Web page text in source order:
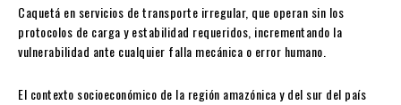
Caquetá en servicios de transporte irregular, que operan sin los
protocolos de carga y estabilidad requeridos, incrementando la
vulnerabilidad ante cualquier falla mecánica o error humano.
El contexto socioeconómico de la región amazónica y del sur del país